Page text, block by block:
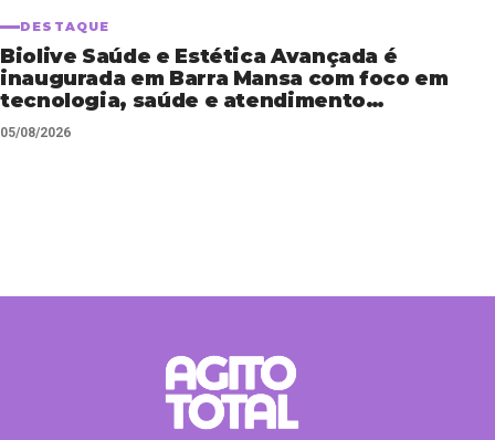
DESTAQUE
Biolive Saúde e Estética Avançada é
inaugurada em Barra Mansa com foco em
tecnologia, saúde e atendimento
personalizado
05/08/2026